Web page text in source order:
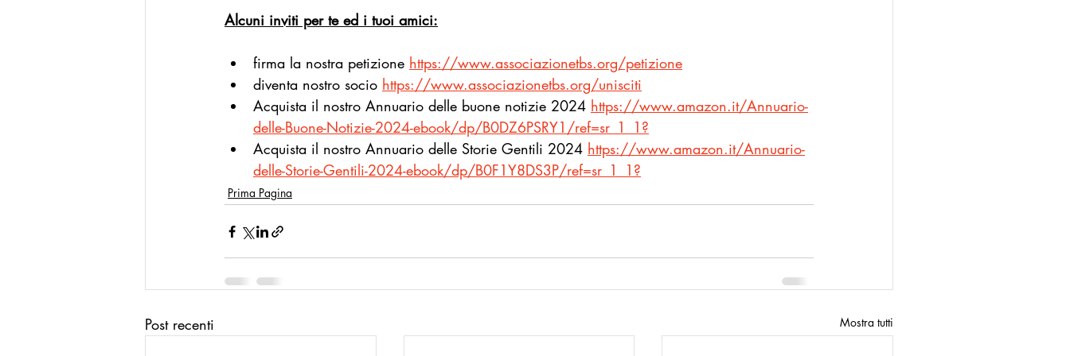
Alcuni inviti per te ed i tuoi amici:
firma la nostra petizione https://www.associazionetbs.org/petizione
diventa nostro socio https://www.associazionetbs.org/unisciti
Acquista il nostro Annuario delle buone notizie 2024 https://www.amazon.it/Annuario-
delle-Buone-Notizie-2024-ebook/dp/B0DZ6PSRY1/ref=sr_1_1 ?
Acquista il nostro Annuario delle Storie Gentili 2024 https://www.amazon.it/Annuario-
delle-Storie-Gentili-2024-ebook/dp/B0F1Y8DS3P/ref=sr_1_1 ?
Prima Pagina
Post recenti Mostra tutti